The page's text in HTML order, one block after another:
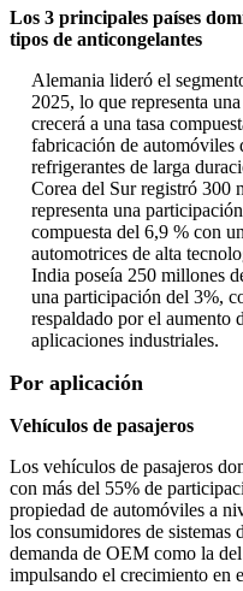
Los 3 principales países
tipos de anticongelantes
Alemania lideró el
2025, lo que representa
crecerá a una tasa
fabricación de automóviles
refrigerantes de larga
Corea del Sur registró 300
representa una
compuesta del 6,9 % con
automotrices de alta
India poseía 250 millones
una participación del 3%,
respaldado por el aumento
aplicaciones industriales.
Por aplicación
Vehículos de pasajeros
Los vehículos de pasajeros
con más del 55% de
propiedad de automóviles a
los consumidores de sistemas
demanda de OEM como la
impulsando el crecimiento en